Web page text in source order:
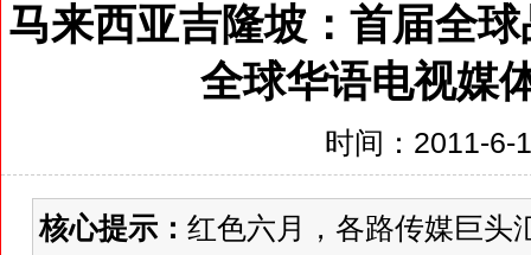
马来西亚吉隆坡：首届全
全球华语电视媒
时间：2011-6-
核心提示： 红色六月，各路传媒巨头